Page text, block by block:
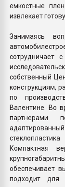
емкостные
извлекает
Занимаясь
сотрудничает
собственный
конструкциям,
по
Валентине. Во
партнерами
Компактная
обеспечивает
подходит для